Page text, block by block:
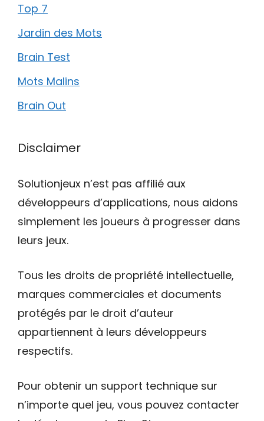
Top 7
Jardin des Mots
Brain Test
Mots Malins
Brain Out
Disclaimer
Solutionjeux n’est pas affilié aux
développeurs d’applications, nous aidons
simplement les joueurs à progresser dans
leurs jeux.
Tous les droits de propriété intellectuelle,
marques commerciales et documents
protégés par le droit d’auteur
appartiennent à leurs développeurs
respectifs.
Pour obtenir un support technique sur
n’importe quel jeu, vous pouvez contacter